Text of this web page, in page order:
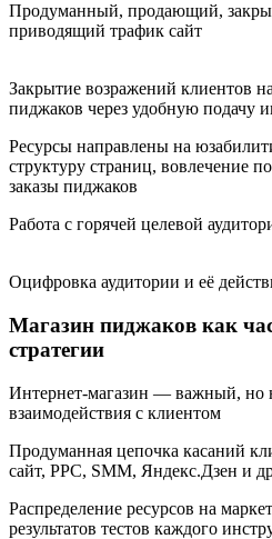
Продуманный, продающий,
приводящий трафик сайт
Закрытие возражений клиентов
пиджаков через удобную подачу
Ресурсы направлены на
структуру страниц, вовлечение
заказы пиджаков
Работа с горячей целевой
Оцифровка аудитории и её
Магазин пиджаков как
стратегии
Интернет-магазин — важный, но
взаимодействия с клиентом
Продуманная цепочка касаний
сайт, PPC, SMM, Яндекс.Дзен и
Распределение ресурсов на
результатов тестов каждого